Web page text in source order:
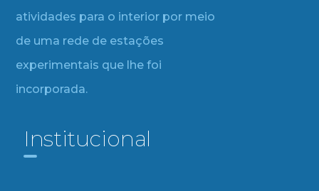
atividades para o interior por meio
de uma rede de estações
experimentais que lhe foi
incorporada.
Institucional